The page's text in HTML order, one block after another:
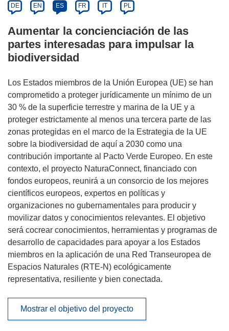
DE EN ES FR IT PL
Aumentar la concienciación de las
partes interesadas para impulsar la
biodiversidad
Los Estados miembros de la Unión Europea (UE) se han
comprometido a proteger jurídicamente un mínimo de un
30 % de la superficie terrestre y marina de la UE y a
proteger estrictamente al menos una tercera parte de las
zonas protegidas en el marco de la Estrategia de la UE
sobre la biodiversidad de aquí a 2030 como una
contribución importante al Pacto Verde Europeo. En este
contexto, el proyecto NaturaConnect, financiado con
fondos europeos, reunirá a un consorcio de los mejores
científicos europeos, expertos en políticas y
organizaciones no gubernamentales para producir y
movilizar datos y conocimientos relevantes. El objetivo
será cocrear conocimientos, herramientas y programas de
desarrollo de capacidades para apoyar a los Estados
miembros en la aplicación de una Red Transeuropea de
Espacios Naturales (RTE-N) ecológicamente
representativa, resiliente y bien conectada.
Mostrar el objetivo del proyecto